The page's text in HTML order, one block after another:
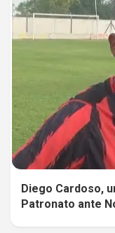
Diego Cardoso,
Patronato ante